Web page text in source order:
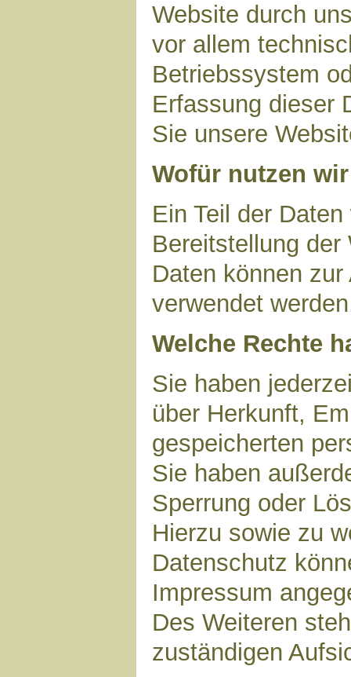
Website durch
vor allem
Betriebssystem
Erfassung dieser
Sie unsere
Wofür nutzen
Ein Teil der
Bereitstellung der
Daten können
verwendet
Welche Rechte
Sie haben
über Herkunft,
gespeicherten
Sie haben
Sperrung oder
Hierzu sowie zu
Datenschutz
Impressum
Des Weiteren
zuständigen